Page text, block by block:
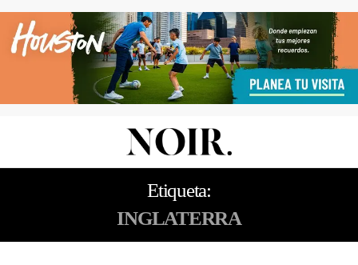
Etiqueta:
INGLATERRA